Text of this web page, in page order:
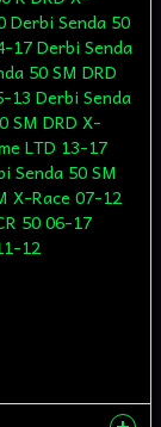
Derbi Senda 50
17 Derbi Senda
50 SM DRD
13 Derbi Senda
SM DRD X-
LTD 13-17
Senda 50 SM
X-Race 07-12
50 06-17
12